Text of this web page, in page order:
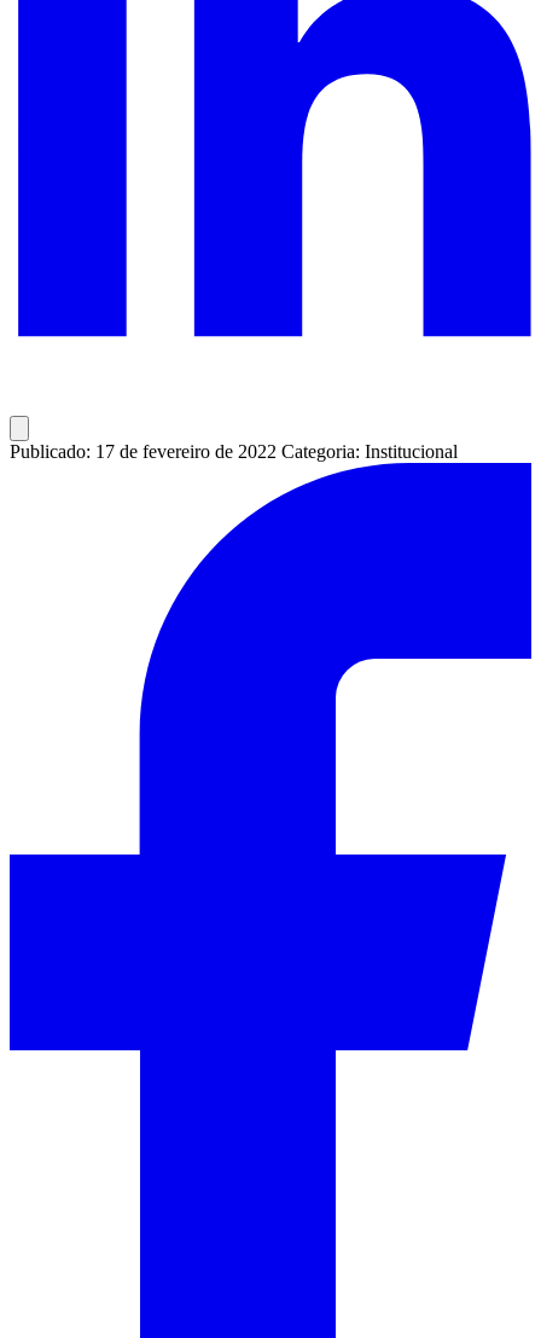
Publicado: 17 de fevereiro de 2022 Categoria: Institucional